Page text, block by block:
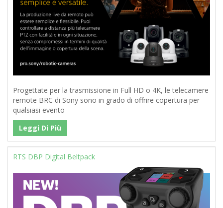
Progettate per la trasmissione in Full HD o 4K, le telecamere
remote BRC di Sony sono in grado di offrire copertura per
qualsiasi evento
Leggi Di Più
RTS DBP Digital Beltpack